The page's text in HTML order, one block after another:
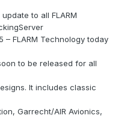
to all FLARM
– FLARM Technology today
to be released for all
It includes classic
Garrecht/AIR Avionics,